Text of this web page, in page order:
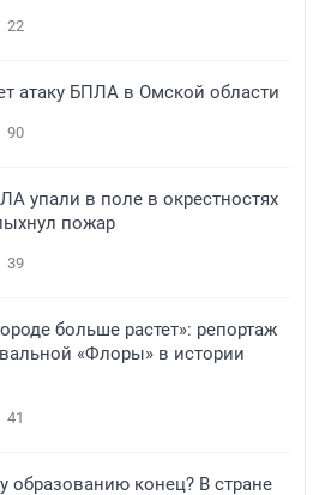
22
атаку БПЛА в Омской области
90
упали в поле в окрестностях
пожар
39
больше растет»: репортаж
«Флоры» в истории
41
образованию конец? В стране